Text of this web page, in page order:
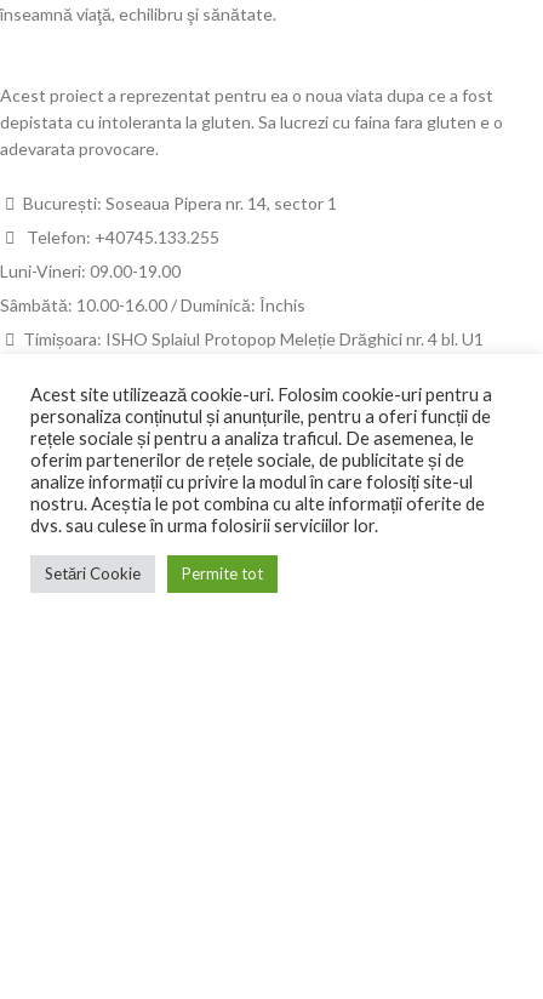
înseamnă viaţă, echilibru şi sănătate.
Acest proiect a reprezentat pentru ea o noua viata dupa ce a fost
depistata cu intoleranta la gluten. Sa lucrezi cu faina fara gluten e o
adevarata provocare.
București: Soseaua Pipera nr. 14, sector 1
Telefon: +40745.133.255
Luni-Vineri: 09.00-19.00
Sâmbătă: 10.00-16.00 / Duminică: Închis
Timișoara: ISHO Splaiul Protopop Meleție Drăghici nr. 4 bl. U1
Luni-Vineri: 10.00-18.00 / Sâmbătă: 12.00-18.00 / Duminică: Inchis
Postări recente
Daniela Alecse, L’Amande: Franciza, pasul următor în
dezvoltarea unui business de nișă
Acest site utilizează cookie-uri. Folosim cookie-uri pentru a
personaliza conținutul și anunțurile, pentru a oferi funcții de
rețele sociale și pentru a analiza traficul. De asemenea, le
oferim partenerilor de rețele sociale, de publicitate și de
analize informații cu privire la modul în care folosiți site-ul
nostru. Aceștia le pot combina cu alte informații oferite de
dvs. sau culese în urma folosirii serviciilor lor.
Setări Cookie Permite tot